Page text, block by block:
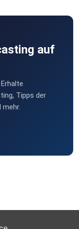
auf
Tipps der